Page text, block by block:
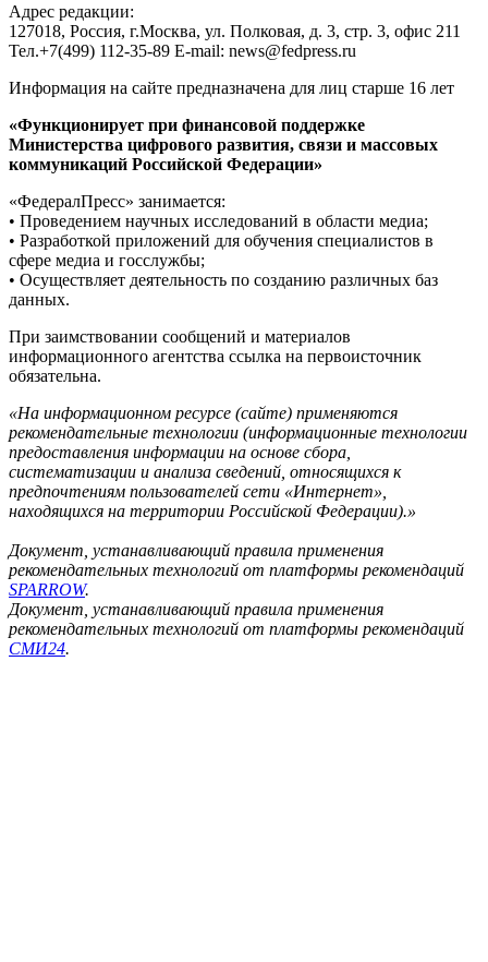
Адрес редакции:
127018, Россия, г.Москва, ул. Полковая, д. 3, стр. 3, офис 211
Тел.+7(499) 112-35-89 E-mail: news@fedpress.ru
Информация на сайте предназначена для лиц старше 16 лет
«Функционирует при финансовой поддержке
Министерства цифрового развития, связи и массовых
коммуникаций Российской Федерации»
«ФедералПресс» занимается:
• Проведением научных исследований в области медиа;
• Разработкой приложений для обучения специалистов в
сфере медиа и госслужбы;
• Осуществляет деятельность по созданию различных баз
данных.
При заимствовании сообщений и материалов
информационного агентства ссылка на первоисточник
обязательна.
«На информационном ресурсе (сайте) применяются
рекомендательные технологии (информационные технологии
предоставления информации на основе сбора,
систематизации и анализа сведений, относящихся к
предпочтениям пользователей сети «Интернет»,
находящихся на территории Российской Федерации).»
Документ, устанавливающий правила применения
рекомендательных технологий от платформы рекомендаций
SPARROW.
Документ, устанавливающий правила применения
рекомендательных технологий от платформы рекомендаций
СМИ24.